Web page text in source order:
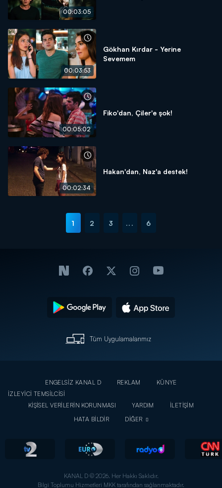
00:03:05
00:03:53
Gökhan Kırdar - Yerine
Sevemem
00:05:02
Fiko'dan, Çiler'e şok!
00:02:34
Hakan'dan, Naz'a destek!
1 2 3 ... 6
Tüm Uygulamalarımız
ENGELSİZ KANAL D REKLAM
KÜNYE
İZLEYİCİ TEMSİLCİSİ
KİŞİSEL VERİLERİN KORUNMASI
YARDIM
İLETİŞİM
HATA BİLDİR
DİĞER
KANAL D © 2026. Her Hakkı Saklıdır.
Bilgi Toplumu Hizmetleri MKK tarafından sağlanmaktadır.